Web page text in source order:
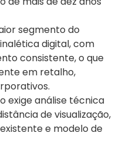
segmento do
digital, com
consistente, o que
em retalho,
exige análise técnica
de visualização,
e modelo de